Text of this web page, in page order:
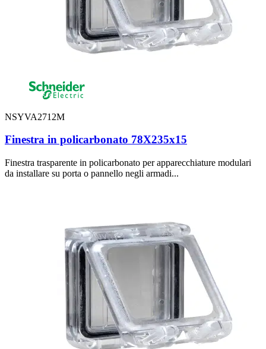
NSYVA2712M
Finestra in policarbonato 78X235x15
Finestra trasparente in policarbonato per apparecchiature modulari
da installare su porta o pannello negli armadi...